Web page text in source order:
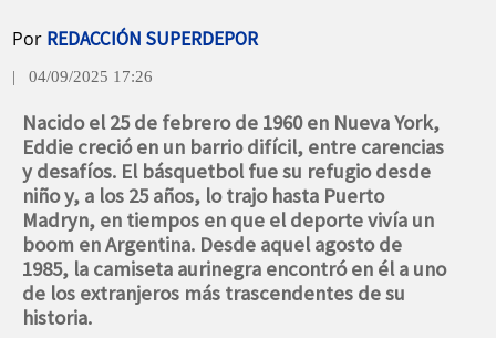
Por REDACCIÓN SUPERDEPOR
| 04/09/2025 17:26
Nacido el 25 de febrero de 1960 en Nueva York,
Eddie creció en un barrio difícil, entre carencias
y desafíos. El básquetbol fue su refugio desde
niño y, a los 25 años, lo trajo hasta Puerto
Madryn, en tiempos en que el deporte vivía un
boom en Argentina. Desde aquel agosto de
1985, la camiseta aurinegra encontró en él a uno
de los extranjeros más trascendentes de su
historia.